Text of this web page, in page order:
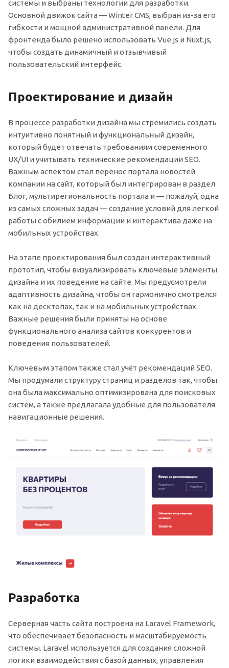
системы и выбраны технологии для разработки.
Основной движок сайта — Winter CMS, выбран из-за его
гибкости и мощной административной панели. Для
фронтенда было решено использовать Vue.js и Nuxt.js,
чтобы создать динамичный и отзывчивый
пользовательский интерфейс.
Проектирование и дизайн
В процессе разработки дизайна мы стремились создать
интуитивно понятный и функциональный дизайн,
который будет отвечать требованиям современного
UX/UI и учитывать технические рекомендации SEO.
Важным аспектом стал перенос портала новостей
компании на сайт, который был интегрирован в раздел
Блог, мультирегиональность портала и — пожалуй, одна
из самых сложных задач — создание условий для легкой
работы с обилием информации и интерактива даже на
мобильных устройствах.
На этапе проектирования был создан интерактивный
прототип, чтобы визуализировать ключевые элементы
дизайна и их поведение на сайте. Мы предусмотрели
адаптивность дизайна, чтобы он гармонично смотрелся
как на десктопах, так и на мобильных устройствах.
Важные решения были приняты на основе
функционального анализа сайтов конкурентов и
поведения пользователей.
Ключевым этапом также стал учёт рекомендаций SEO.
Мы продумали структуру страниц и разделов так, чтобы
она была максимально оптимизирована для поисковых
систем, а также предлагала удобные для пользователя
навигационные решения.
Разработка
Серверная часть сайта построена на Laravel Framework,
что обеспечивает безопасность и масштабируемость
системы. Laravel используется для создания сложной
логики взаимодействия с базой данных, управления